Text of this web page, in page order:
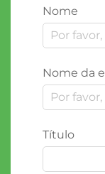
Nome
Nome da
Título